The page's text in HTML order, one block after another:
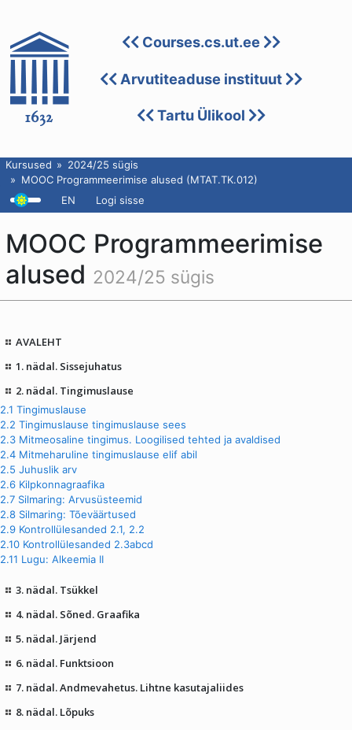
Courses.cs.ut.ee
Arvutiteaduse instituut
Tartu Ülikool
Kursused
2024/25 sügis
MOOC Programmeerimise alused (MTAT.TK.012)
EN
Logi sisse
MOOC Programmeerimise
alused 2024/25 sügis
AVALEHT
1. nädal. Sissejuhatus
2. nädal. Tingimuslause
2.1 Tingimuslause
2.2 Tingimuslause tingimuslause sees
2.3 Mitmeosaline tingimus. Loogilised tehted ja avaldised
2.4 Mitmeharuline tingimuslause elif abil
2.5 Juhuslik arv
2.6 Kilpkonnagraafika
2.7 Silmaring: Arvusüsteemid
2.8 Silmaring: Tõeväärtused
2.9 Kontrollülesanded 2.1, 2.2
2.10 Kontrollülesanded 2.3abcd
2.11 Lugu: Alkeemia II
3. nädal. Tsükkel
4. nädal. Sõned. Graafika
5. nädal. Järjend
6. nädal. Funktsioon
7. nädal. Andmevahetus. Lihtne kasutajaliides
8. nädal. Lõpuks